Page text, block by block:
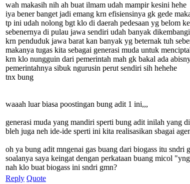
wah makasih nih ah buat ilmam udah mampir kesini hehe
iya bener banget jadi emang krn efisiensinya gk gede
tp ini udah nolong bgt klo di daerah pedesaan yg belom
sebenernya di pulau jawa sendiri udah banyak
krn penduduk jawa barat kan banyak yg beternak tuh
makanya tugas kita sebagai generasi muda untuk
krn klo nungguin dari pemerintah mah gk bakal ada
pemerintahnya sibuk ngurusin perut sendiri sih hehehe
tnx bung
waaah luar biasa poostingan bung adit 1 ini,,,
generasi muda yang mandiri sperti bung adit inilah yang
bleh juga neh ide-ide sperti ini kita realisasikan sbagai
oh ya bung adit mngenai gas buang dari biogass itu sndri
soalanya saya keingat dengan perkataan buang micol
nah klo buat biogass ini sndri gmn?
Reply Quote